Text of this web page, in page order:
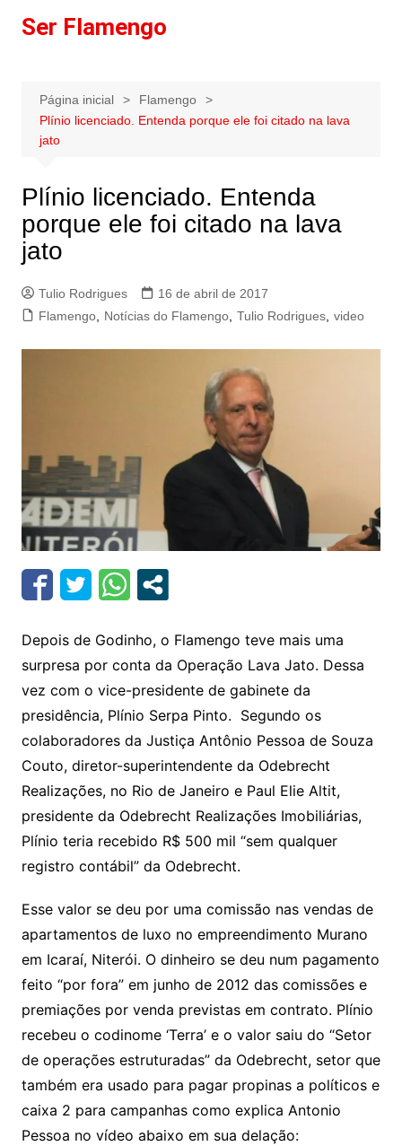
paraSer Flamengo
Página inicial
Flamengo
Plínio licenciado. Entenda porque ele foi citado na lava
jato
Plínio licenciado. Entenda
porque ele foi citado na lava
jato
Tulio Rodrigues
16 de abril de 2017
Flamengo, Notícias do Flamengo, Tulio Rodrigues, video
Depois de Godinho, o Flamengo teve mais uma
surpresa por conta da Operação Lava Jato. Dessa
vez com o vice-presidente de gabinete da
presidência, Plínio Serpa Pinto. Segundo os
colaboradores da Justiça Antônio Pessoa de Souza
Couto, diretor-superintendente da Odebrecht
Realizações, no Rio de Janeiro e Paul Elie Altit,
presidente da Odebrecht Realizações Imobiliárias,
Plínio teria recebido R$ 500 mil “sem qualquer
registro contábil” da Odebrecht.
Esse valor se deu por uma comissão nas vendas de
apartamentos de luxo no empreendimento Murano
em Icaraí, Niterói. O dinheiro se deu num pagamento
feito “por fora” em junho de 2012 das comissões e
premiações por venda previstas em contrato. Plínio
recebeu o codinome ‘Terra’ e o valor saiu do “Setor
de operações estruturadas” da Odebrecht, setor que
também era usado para pagar propinas a políticos e
caixa 2 para campanhas como explica Antonio
Pessoa no vídeo abaixo em sua delação: